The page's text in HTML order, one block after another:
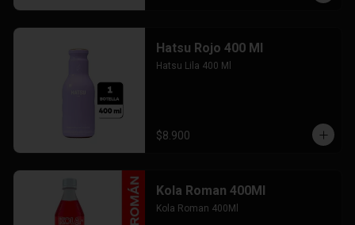
Hatsu Rojo 400 Ml
Hatsu Lila 400 Ml
$8.900
Kola Roman 400Ml
Kola Roman 400Ml